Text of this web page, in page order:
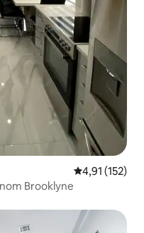
Priemerné
4,91 (152)
Brooklyne